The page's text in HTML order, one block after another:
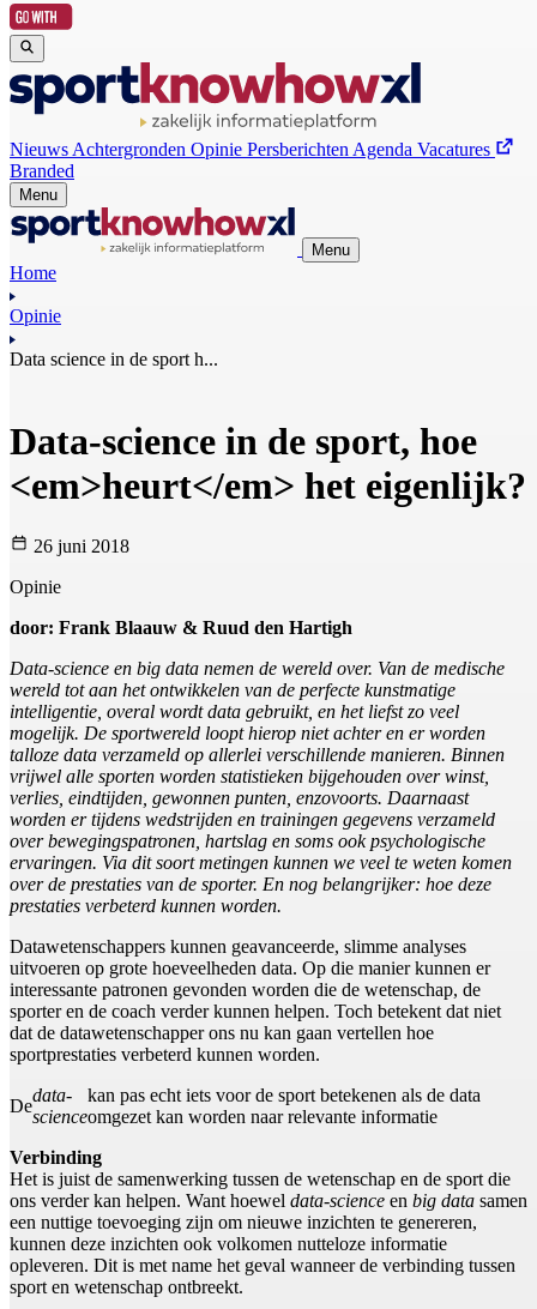
Nieuws Achtergronden Opinie Persberichten Agenda Vacatures
Branded
Menu
Menu
Home
Opinie
Data science in de sport h...
Data-science in de sport, hoe
<em>heurt</em> het eigenlijk?
26 juni 2018
Opinie
door: Frank Blaauw & Ruud den Hartigh
Data-science en big data nemen de wereld over. Van de medische
wereld tot aan het ontwikkelen van de perfecte kunstmatige
intelligentie, overal wordt data gebruikt, en het liefst zo veel
mogelijk. De sportwereld loopt hierop niet achter en er worden
talloze data verzameld op allerlei verschillende manieren. Binnen
vrijwel alle sporten worden statistieken bijgehouden over winst,
verlies, eindtijden, gewonnen punten, enzovoorts. Daarnaast
worden er tijdens wedstrijden en trainingen gegevens verzameld
over bewegingspatronen, hartslag en soms ook psychologische
ervaringen. Via dit soort metingen kunnen we veel te weten komen
over de prestaties van de sporter. En nog belangrijker: hoe deze
prestaties verbeterd kunnen worden.
Datawetenschappers kunnen geavanceerde, slimme analyses
uitvoeren op grote hoeveelheden data. Op die manier kunnen er
interessante patronen gevonden worden die de wetenschap, de
sporter en de coach verder kunnen helpen. Toch betekent dat niet
dat de datawetenschapper ons nu kan gaan vertellen hoe
sportprestaties verbeterd kunnen worden.
De
data-
science
kan pas echt iets voor de sport betekenen als de data
omgezet kan worden naar relevante informatie
Verbinding
Het is juist de samenwerking tussen de wetenschap en de sport die
ons verder kan helpen. Want hoewel data-science en big data samen
een nuttige toevoeging zijn om nieuwe inzichten te genereren,
kunnen deze inzichten ook volkomen nutteloze informatie
opleveren. Dit is met name het geval wanneer de verbinding tussen
sport en wetenschap ontbreekt.